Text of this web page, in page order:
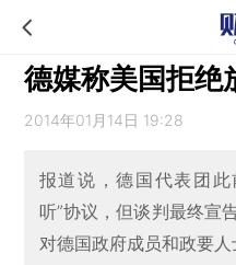
德媒称美国拒绝
2014年01月14日 19:28
报道说，德国代表团
听”协议，但谈判最终宣
对德国政府成员和政要